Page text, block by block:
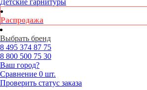
Детские гарнитуры
Распродажа
Выбрать бренд
8 495 374 87 75
8 800 500 75 30
Ваш город?
Сравнение 0 шт.
Проверить статус заказа